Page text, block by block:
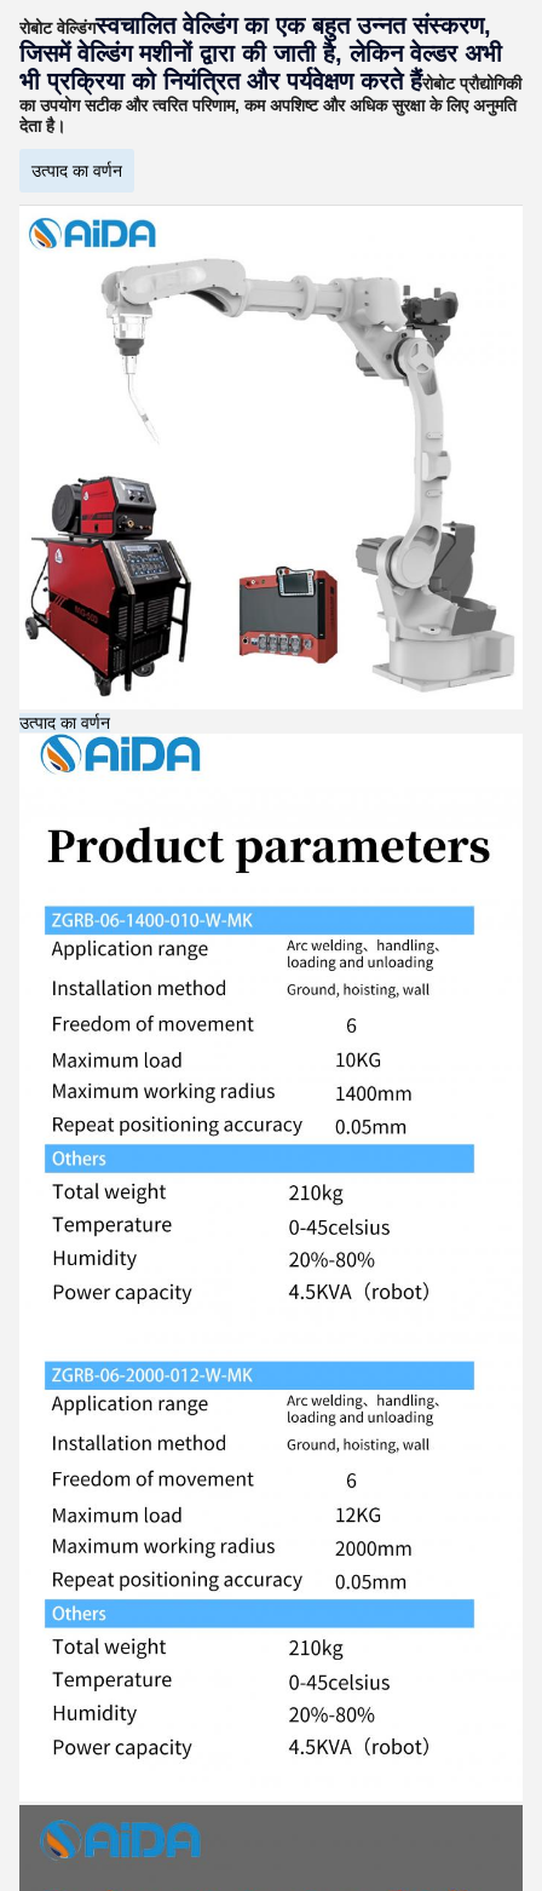
रोबोट वेल्डिंगस्वचालित वेल्डिंग का एक बहुत उन्नत संस्करण,
जिसमें वेल्डिंग मशीनों द्वारा की जाती है, लेकिन वेल्डर अभी
भी प्रक्रिया को नियंत्रित और पर्यवेक्षण करते हैंरोबोट प्रौद्योगिकी
का उपयोग सटीक और त्वरित परिणाम, कम अपशिष्ट और अधिक सुरक्षा के लिए अनुमति
देता है।
उत्पाद का वर्णन
उत्पाद का वर्णन